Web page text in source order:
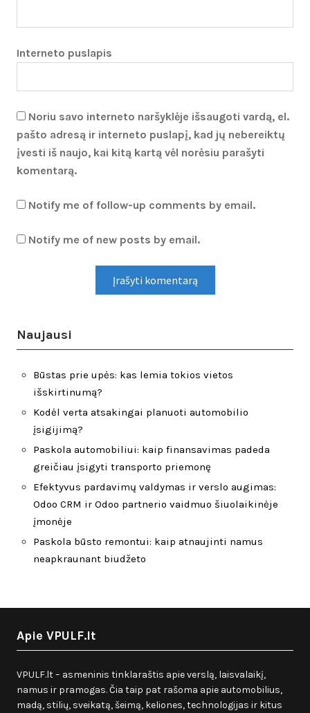
Interneto puslapis
Noriu savo interneto naršyklėje išsaugoti vardą, el.
pašto adresą ir interneto puslapį, kad jų nebereiktų
įvesti iš naujo, kai kitą kartą vėl norėsiu parašyti
komentarą.
Notify me of follow-up comments by email.
Notify me of new posts by email.
Naujausi
Būstas prie upės: kas lemia tokios vietos
išskirtinumą?
Kodėl verta atsakingai planuoti automobilio
įsigijimą?
Paskola automobiliui: kaip finansavimas padeda
greičiau įsigyti transporto priemonę
Efektyvus pardavimų valdymas ir verslo augimas:
Odoo CRM ir Odoo partnerio vaidmuo šiuolaikinėje
įmonėje
Paskola būsto remontui: kaip atnaujinti namus
neapkraunant biudžeto
Apie VPULF.lt
VPULF.lt – asmeninis tinklaraštis apie verslą, laisvalaikį,
namus ir pramogas. Čia taip pat rašoma apie automobilius,
madą, stilių, sveikatą, šeimą, keliones, technologijas ir kitus